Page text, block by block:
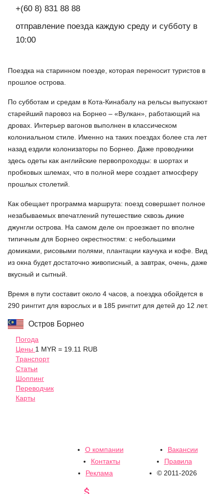
+(60 8) 831 88 88
отправление поезда каждую среду и субботу в
10:00
Поездка на старинном поезде, которая переносит туристов в
прошлое острова.
По субботам и средам в Кота-Кинабалу на рельсы выпускают
старейший паровоз на Борнео – «Вулкан», работающий на
дровах. Интерьер вагонов выполнен в классическом
колониальном стиле. Именно на таких поездах более ста лет
назад ездили колонизаторы по Борнео. Даже проводники
здесь одеты как английские первопроходцы: в шортах и
пробковых шлемах, что в полной мере создает атмосферу
прошлых столетий.
Как обещает программа маршрута: поезд совершает полное
незабываемых впечатлений путешествие сквозь дикие
джунгли острова. На самом деле он проезжает по вполне
типичным для Борнео окрестностям: с небольшими
домиками, рисовыми полями, плантации каучука и кофе. Вид
из окна будет достаточно живописный, а завтрак, очень, даже
вкусный и сытный.
Время в пути составит около 4 часов, а поездка обойдется в
290 ринггит для взрослых и в 185 ринггит для детей до 12 лет.
Остров Борнео
Погода
Цены 1 MYR = 19.11 RUB
Транспорт
Статьи
Шоппинг
Переводчик
Карты
О компании
Вакансии
Контакты
Правила
Реклама
© 2011-2026